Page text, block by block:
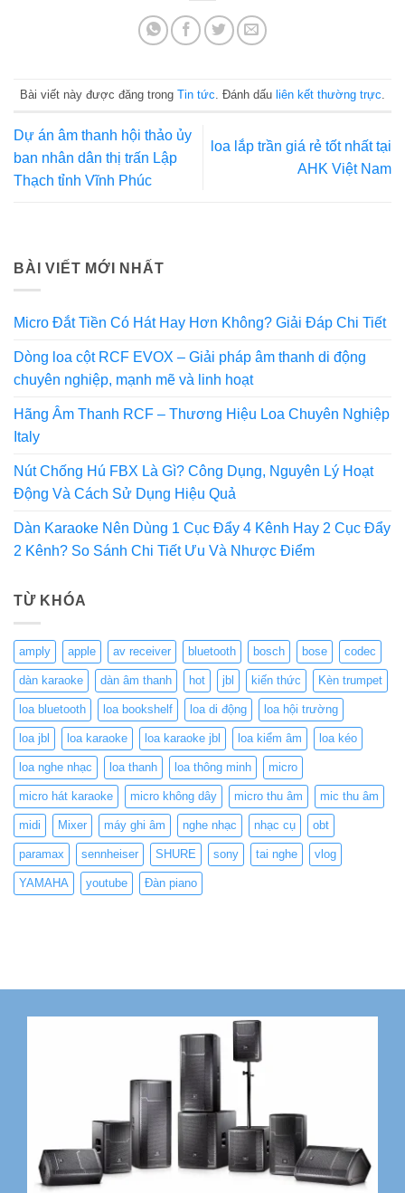
Bài viết này được đăng trong Tin tức . Đánh dấu liên kết thường trực
Dự án âm thanh hội thảo ủy
ban nhân dân thị trấn Lập
Thạch tỉnh Vĩnh Phúc
loa lắp trần giá rẻ tốt nhất tại
AHK Việt Nam
BÀI VIẾT MỚI NHẤT
Micro Đắt Tiền Có Hát Hay Hơn Không? Giải Đáp Chi Tiết
Dòng loa cột RCF EVOX – Giải pháp âm thanh di động
chuyên nghiệp, mạnh mẽ và linh hoạt
Hãng Âm Thanh RCF – Thương Hiệu Loa Chuyên Nghiệp
Italy
Nút Chống Hú FBX Là Gì? Công Dụng, Nguyên Lý Hoạt
Động Và Cách Sử Dụng Hiệu Quả
Dàn Karaoke Nên Dùng 1 Cục Đẩy 4 Kênh Hay 2 Cục Đẩy
2 Kênh? So Sánh Chi Tiết Ưu Và Nhược Điểm
TỪ KHÓA
amply apple av receiver bluetooth bosch bose codec
dàn karaoke dàn âm thanh hot jbl kiến thức Kèn trumpet
loa bluetooth loa bookshelf loa di động loa hội trường
loa jbl loa karaoke loa karaoke jbl loa kiểm âm loa kéo
loa nghe nhạc loa thanh loa thông minh micro
micro hát karaoke micro không dây micro thu âm mic thu âm
midi Mixer máy ghi âm nghe nhạc nhạc cụ obt
paramax sennheiser SHURE sony tai nghe vlog
YAMAHA youtube Đàn piano